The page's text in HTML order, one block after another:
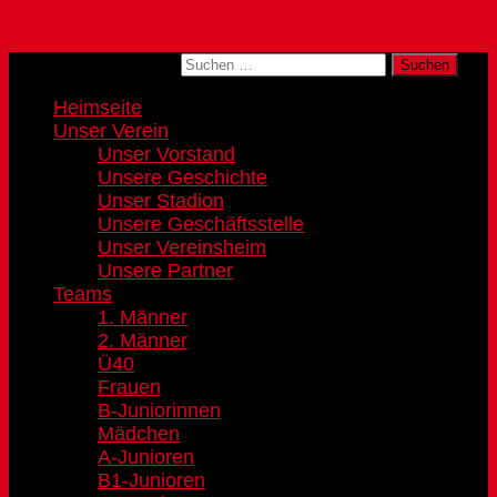
Heimseite
Unser Verein
Unser Vorstand
Unsere Geschichte
Unser Stadion
Unsere Geschäftsstelle
Unser Vereinsheim
Unsere Partner
Teams
1. Männer
2. Männer
Ü40
Frauen
B-Juniorinnen
Mädchen
A-Junioren
B1-Junioren